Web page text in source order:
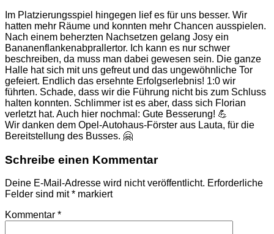
Im Platzierungsspiel hingegen lief es für uns besser. Wir
hatten mehr Räume und konnten mehr Chancen ausspielen.
Nach einem beherzten Nachsetzen gelang Josy ein
Bananenflankenabprallertor. Ich kann es nur schwer
beschreiben, da muss man dabei gewesen sein. Die ganze
Halle hat sich mit uns gefreut und das ungewöhnliche Tor
gefeiert. Endlich das ersehnte Erfolgserlebnis! 1:0 wir
führten. Schade, dass wir die Führung nicht bis zum Schluss
halten konnten. Schlimmer ist es aber, dass sich Florian
verletzt hat. Auch hier nochmal: Gute Besserung! 💪
Wir danken dem Opel-Autohaus-Förster aus Lauta, für die
Bereitstellung des Busses. 🤗
Schreibe einen Kommentar
Deine E-Mail-Adresse wird nicht veröffentlicht. Erforderliche
Felder sind mit* markiert
Kommentar *